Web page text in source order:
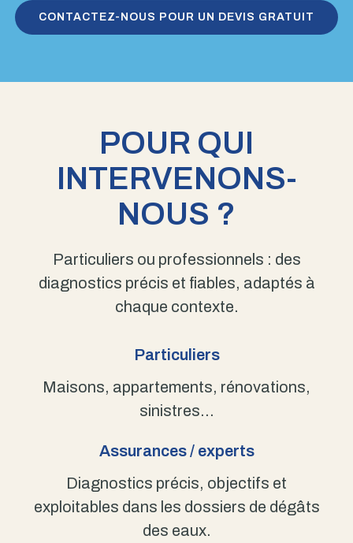
CONTACTEZ-NOUS POUR UN DEVIS GRATUIT
POUR QUI
INTERVENONS-
NOUS ?
Particuliers ou professionnels : des
diagnostics précis et fiables, adaptés à
chaque contexte.
Particuliers
Maisons, appartements, rénovations,
sinistres…
Assurances / experts
Diagnostics précis, objectifs et
exploitables dans les dossiers de dégâts
des eaux.